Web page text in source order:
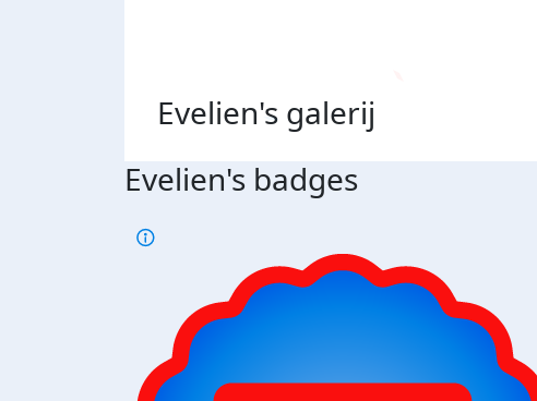
Evelien's galerij
Evelien's badges